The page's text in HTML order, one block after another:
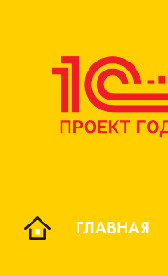
ГЛАВНАЯ